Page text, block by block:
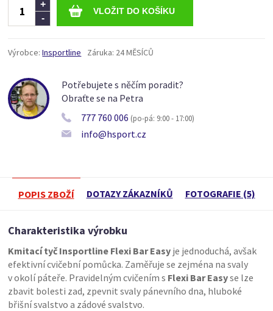
-
+
Výrobce: Insportline Záruka: 24 MĚSÍCŮ
Potřebujete s něčím poradit?
Obraťte se na Petra
777 760 006 (po-pá: 9:00 - 17:00)
info@hsport.cz
POPIS ZBOŽÍ DOTAZY ZÁKAZNÍKŮ FOTOGRAFIE (5)
Charakteristika výrobku
Kmitací tyč Insportline Flexi Bar Easy je jednoduchá, avšak
efektivní cvičební pomůcka. Zaměřuje se zejména na svaly
v okolí páteře. Pravidelným cvičením s Flexi Bar Easyse lze
zbavit bolesti zad, zpevnit svaly pánevního dna, hluboké
břišní svalstvo a zádové svalstvo.